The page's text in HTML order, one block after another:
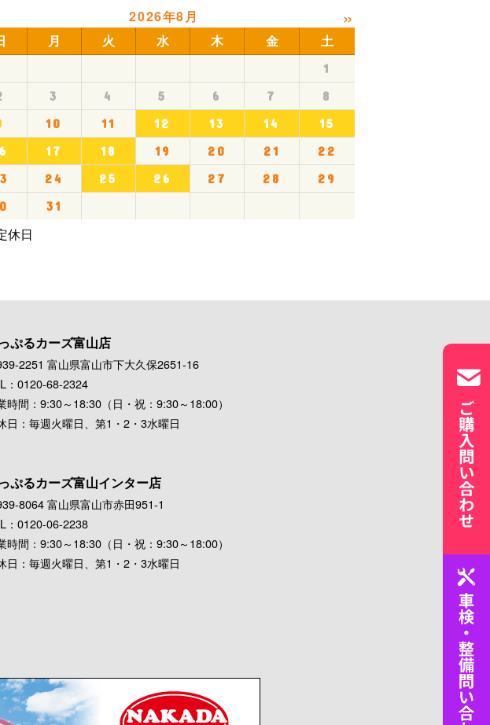
2026年8月 »
月 火 水 木 金 土
1
3 4 5 6 7
8
10 11 12 13 14
15
17 18 19 20 21
22
24 25 26 27 28
29
31
休日
ぷるカーズ富山店
2251 富山県富山市下大久保2651-16
：0120-68-2324
時間：9:30～18:30（日・祝：9:30～18:00）
日：毎週火曜日、第1・2・3水曜日
ぷるカーズ富山インター店
8064 富山県富山市赤田951-1
：0120-06-2238
時間：9:30～18:30（日・祝：9:30～18:00）
日：毎週火曜日、第1・2・3水曜日